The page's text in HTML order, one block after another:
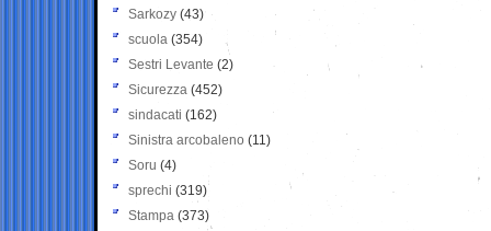
Sarkozy (43)
scuola (354)
Sestri Levante (2)
Sicurezza (452)
sindacati (162)
Sinistra arcobaleno (11)
Soru (4)
sprechi (319)
Stampa (373)